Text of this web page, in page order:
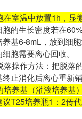
在室温中放置1h，显
的生长密度若在
养基6-8mL，放到细
胞需要离心回收。
落操作方法：把脱落
止消化后离心重新
培养基（灌液培养基
T25培养瓶1：2传代